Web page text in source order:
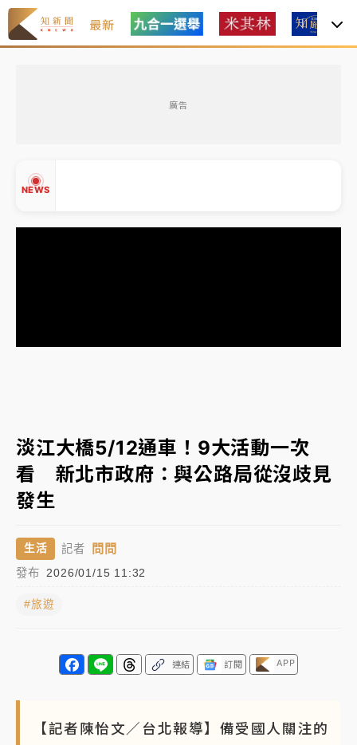
最新
廣告
NEWS
中信慈善基金會想增加董事人數！辜仲諒向法院聲請遭
駁 理由曝光
故宮《龍藏經》特展第2檔！今線上預約開賣一度塞車
雨熱區曝
旅局回應了
中信慈善基金會想增加董事人數！辜仲諒向法院聲請遭
駁 理由曝光
故宮《龍藏經》特展第2檔！今線上預約開賣一度塞車
周六起展出延長至晚上7時
押庭
雨熱區曝
淡江大橋5/12通車！9大活動一次
看 新北市政府：與公路局從沒歧見
發生
生活 記者 問問
發布 2026/01/15 11:32
#旅遊
連結 訂閱 APP
【記者陳怡文／台北報導】備受國人關注的